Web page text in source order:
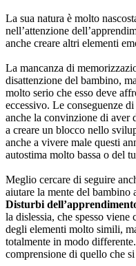
La sua natura è molto
nell’attenzione
anche creare altri elementi
La mancanza di
disattenzione del bambino,
molto serio che esso deve
eccessivo. Le conseguenze
anche la convinzione di aver
a creare un blocco nello
anche a vivere male questi
autostima molto bassa o del
Meglio cercare di seguire
aiutare la mente del bambino
Disturbi
la dislessia, che spesso
degli elementi molto simili,
totalmente in modo
comprensione di quello che